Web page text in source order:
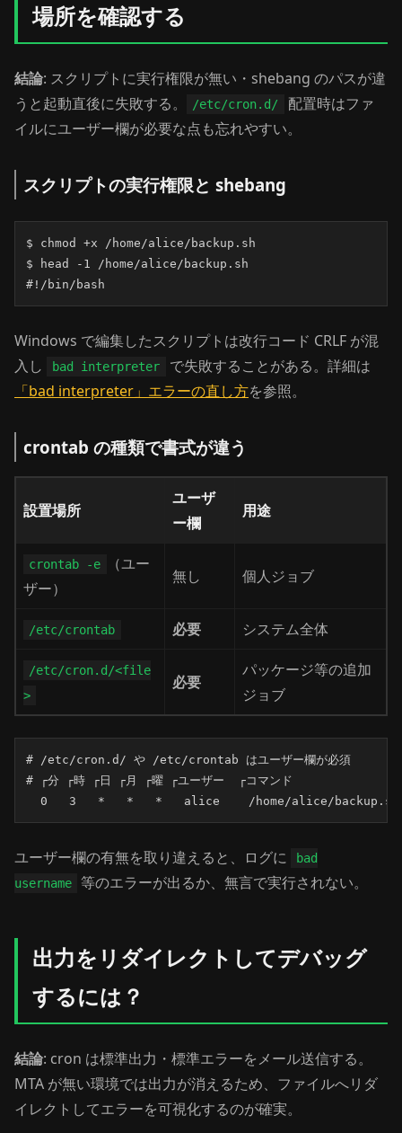
場所を確認する
結論: スクリプトに実行権限が無い・shebang のパスが違
うと起動直後に失敗する。
/etc/cron.d/
配置時はファ
イルにユーザー欄が必要な点も忘れやすい。
スクリプトの実行権限と shebang
$ chmod +x /home/alice/backup.sh
$ head -1 /home/alice/backup.sh
#!/bin/bash
Windows で編集したスクリプトは改行コード CRLF が混
入し
bad interpreter
で失敗することがある。詳細は
「bad interpreter」エラーの直し方を参照。
crontab の種類で書式が違う
設置場所
ユーザ
ー欄
用途
crontab -e
（ユー
ザー）
無し 個人ジョブ
/etc/crontab 必要 システム全体
/etc/cron.d/<file
>
必要
パッケージ等の追加
ジョブ
# /etc/cron.d/ や /etc/crontab はユーザー欄が必須
# ┌分 ┌時 ┌日 ┌月 ┌曜 ┌ユーザー  ┌コマンド
  0   3   *   *   *   alice    /home/alice/backup.sh
ユーザー欄の有無を取り違えると、ログに
bad
username
等のエラーが出るか、無言で実行されない。
出力をリダイレクトしてデバッグ
するには？
結論: cron は標準出力・標準エラーをメール送信する。
MTA が無い環境では出力が消えるため、ファイルへリダ
イレクトしてエラーを可視化するのが確実。